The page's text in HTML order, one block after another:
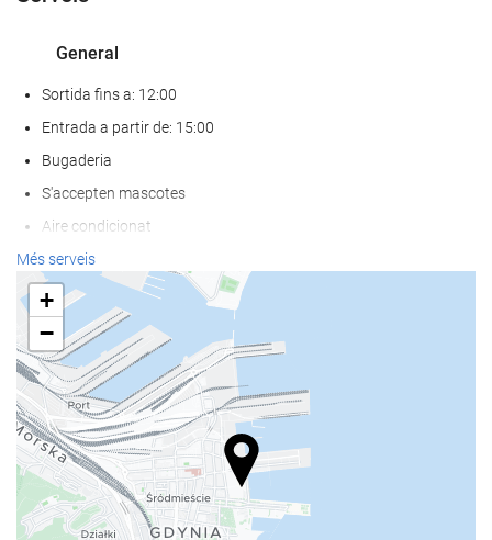
General
Sortida fins a: 12:00
Entrada a partir de: 15:00
Bugaderia
S'accepten mascotes
Aire condicionat
Calefacció
Ascensor
Accés persones amb mobilitat reduïda
Habitacions No Fumadors
Prohibit fumar a tot l'establiment
Habitacions insonoritzades
Menjar i beguda
Restaurant
Més serveis
+
−